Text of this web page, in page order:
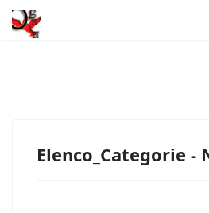
Elenco_Categorie -